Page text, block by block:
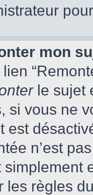
mon
le sujet
si vous ne
est
n’est
simplement
les règles